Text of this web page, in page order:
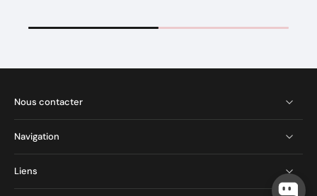
Nous contacter
Navigation
Liens